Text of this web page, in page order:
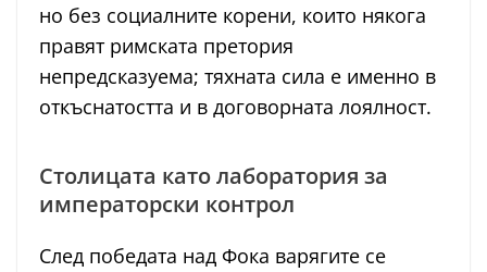
но без социалните корени, които някога
правят римската претория
непредсказуема; тяхната сила е именно в
откъснатостта и в договорната лоялност.
Столицата като лаборатория за
императорски контрол
След победата над Фока варягите се